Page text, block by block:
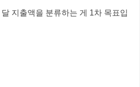
지출액을 분류하는 게 1차 목표입